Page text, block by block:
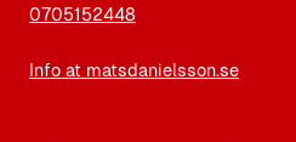
0705152448
Info at matsdanielsson.se